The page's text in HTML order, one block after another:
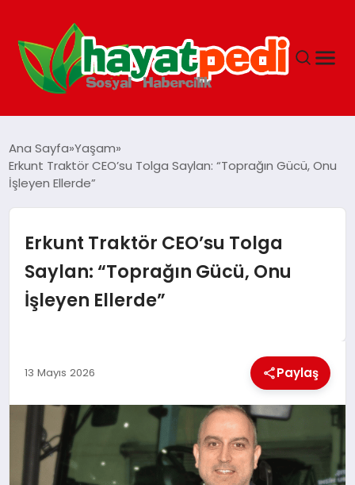
YAŞAM
GUNCEL
SAĞLIK
BESLENME
EĞITIM
EKONOMI
Ana Sayfa Yaşam
Erkunt Traktör CEO’su Tolga Saylan: “Toprağın Gücü, Onu
İşleyen Ellerde”
Erkunt Traktör CEO’su Tolga
Saylan: “Toprağın Gücü, Onu
İşleyen Ellerde”
13 Mayıs 2026 Paylaş